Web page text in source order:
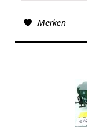
Merken